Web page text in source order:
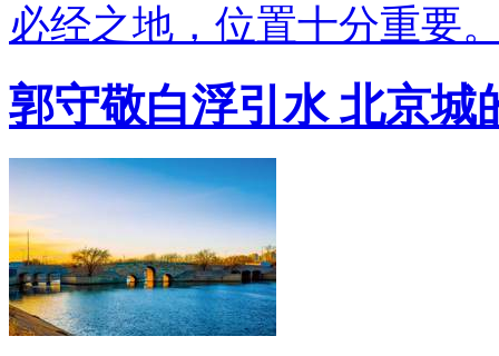
必经之地，位置十分重要
郭守敬白浮引水 北京城